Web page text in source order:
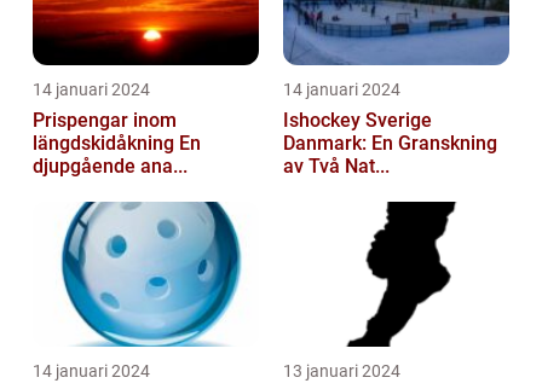
14 januari 2024
Prispengar inom
längdskidåkning En
djupgående ana...
14 januari 2024
Ishockey Sverige
Danmark: En Granskning
av Två Nat...
14 januari 2024 13 januari 2024